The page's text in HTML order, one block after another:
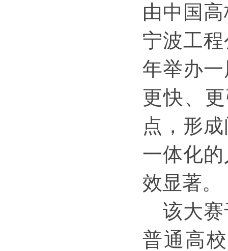
由中国
宁波工
年举办
更快、
点，形
一体化
效显著。
该大
普通高